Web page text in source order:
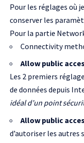
Pour les réglages où
conserver les
Pour la partie
Connectivity
Allow public
Les 2 premiers
de données depuis
idéal d’un point
Allow public
d’autoriser les autres